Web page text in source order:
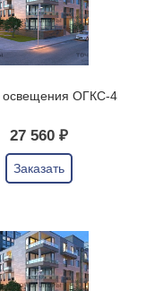
ОГКС-4
27 560 ₽
Заказать